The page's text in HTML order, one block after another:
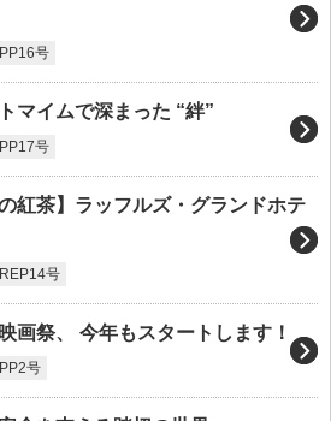
号
マイムで深まった “絆”
号
紅茶】ラッフルズ・グランドホテ
号
画祭、 今年もスタートします！
号